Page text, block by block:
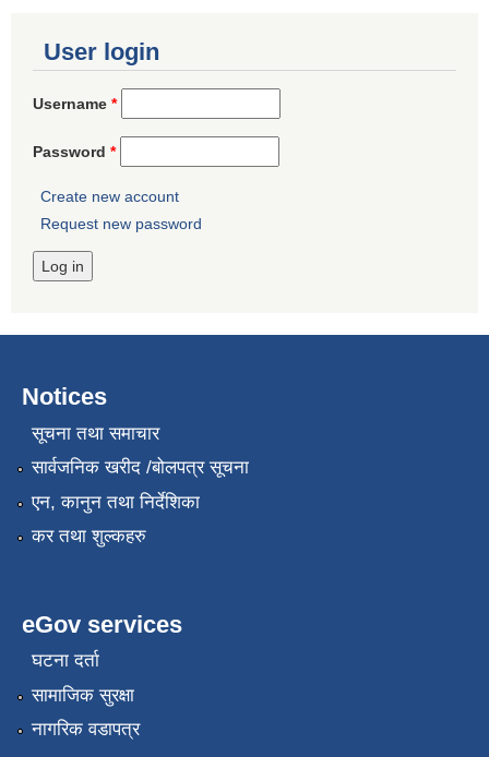
User login
Username *
Password *
Create new account
Request new password
Notices
सूचना तथा समाचार
सार्वजनिक खरीद /बोलपत्र सूचना
एन, कानुन तथा निर्देशिका
कर तथा शुल्कहरु
eGov services
घटना दर्ता
सामाजिक सुरक्षा
नागरिक वडापत्र